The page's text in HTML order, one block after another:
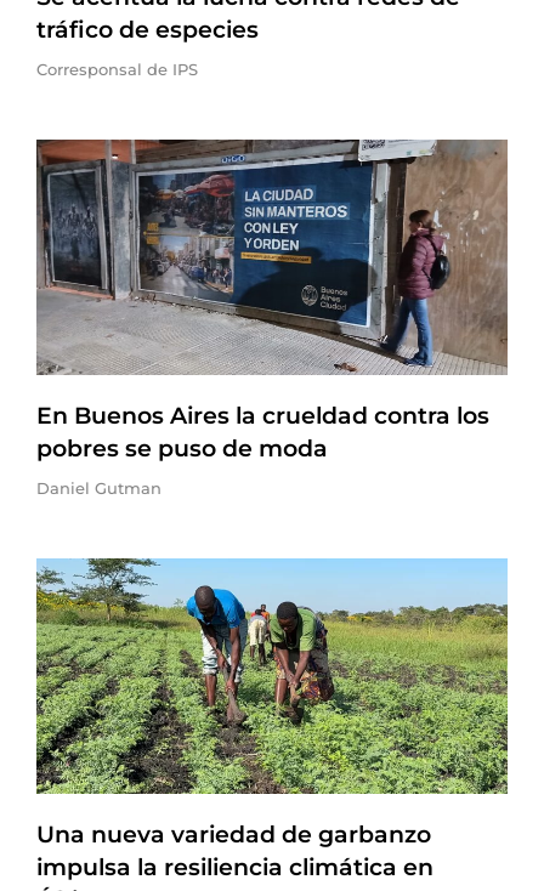
tráfico de especies
Corresponsal de IPS
En Buenos Aires la crueldad contra los
pobres se puso de moda
Daniel Gutman
Una nueva variedad de garbanzo
impulsa la resiliencia climática en